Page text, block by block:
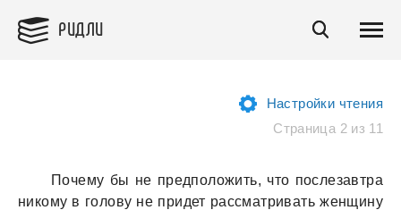
РИДЛИ
Настройки чтения
Страница 2 из 11
Почему бы не предположить, что послезавтра
никому в голову не придет рассматривать женщину